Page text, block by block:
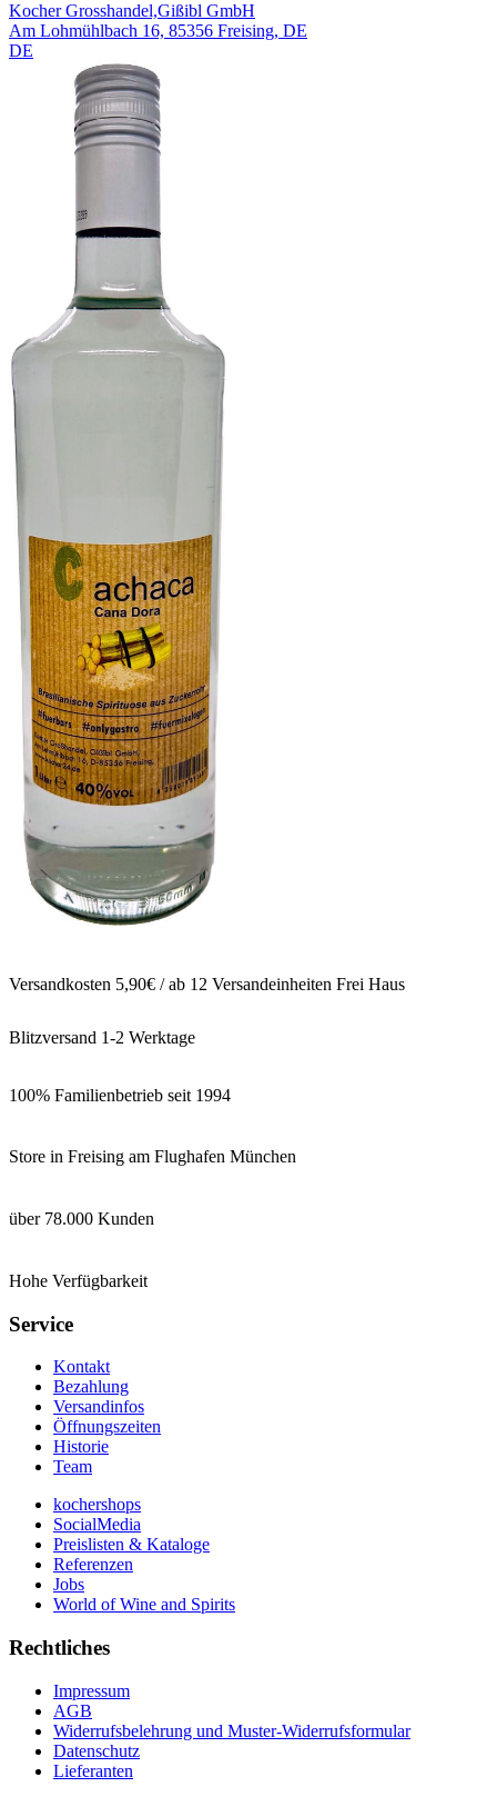
Kocher Grosshandel,Gißibl GmbH
Am Lohmühlbach 16, 85356 Freising, DE
DE
Versandkosten 5,90€ / ab 12 Versandeinheiten Frei Haus
Blitzversand 1-2 Werktage
100% Familienbetrieb seit 1994
Store in Freising am Flughafen München
über 78.000 Kunden
Hohe Verfügbarkeit
Service
Kontakt
Bezahlung
Versandinfos
Öffnungszeiten
Historie
Team
kochershops
SocialMedia
Preislisten & Kataloge
Referenzen
Jobs
World of Wine and Spirits
Rechtliches
Impressum
AGB
Widerrufsbelehrung und Muster-Widerrufsformular
Datenschutz
Lieferanten